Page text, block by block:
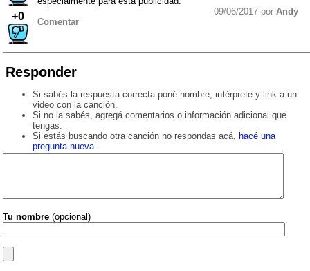
+0
09/06/2017 por Andy
Comentar
Responder
Si sabés la respuesta correcta poné nombre, intérprete y link a un
video con la canción.
Si no la sabés, agregá comentarios o información adicional que
tengas.
Si estás buscando otra canción no respondas acá, hacé una
pregunta nueva.
Tu nombre (opcional)